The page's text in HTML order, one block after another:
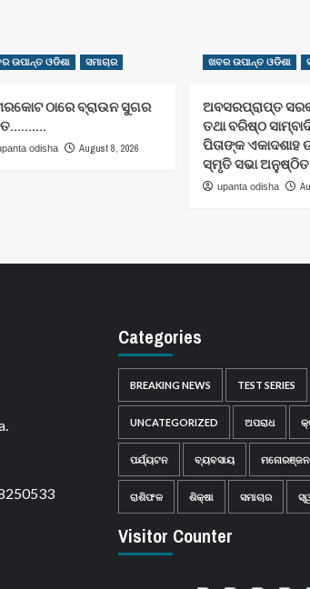
ଉପାନ୍ତ ଓଡିଶା ସମାଚାର
ଠାରେ ବ୍ରାଉନ ସୁଗର
odisha August 8, 2026
ଖବର ଉପାନ୍ତ ଓଡିଶା
ଅବସରପ୍ରାପ୍ତ
ତଥା ବରିଷ୍ଠ
ପିତାଙ୍କ
ସ୍ମୃତି ସଭା
upanta odisha
Categories
BREAKING NEWS TEST SERIES
UNCATEGORIZED ଅପରାଧ
ପର୍ଯ୍ୟଟନ ବ୍ୟବସାୟ ମନୋରଞ୍ଜନ
ରାଶିଫଳ ଶିକ୍ଷା ସମାଚାର
Visitor Counter